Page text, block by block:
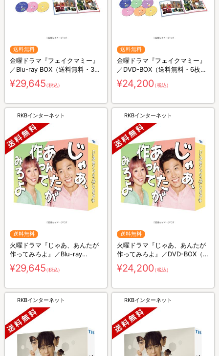
送料無料
金曜ドラマ『フェイクマミー』
／Blu-ray BOX（送料無料・3枚
組）
¥29,645（税込）
送料無料
金曜ドラマ『フェイクマミー』
／DVD-BOX（送料無料・6枚
組）
¥24,200（税込）
RKBインターネット
送料無料
火曜ドラマ『じゃあ、あんたが
作ってみろよ』／Blu-ray
BOX（送料無料・3枚組）
¥29,645（税込）
RKBインターネット
送料無料
火曜ドラマ『じゃあ、あんたが
作ってみろよ』／DVD-BOX（送
料無料・6枚組）
¥24,200（税込）
RKBインターネット RKBインターネット